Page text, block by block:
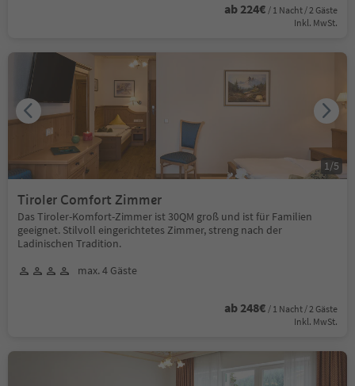
ab 224€ / 1 Nacht / 2 Gäste
Inkl. MwSt.
Tiroler Comfort Zimmer
Das Tiroler-Komfort-Zimmer ist 30QM groß und ist für Familien
geeignet. Stilvoll eingerichtetes Zimmer, streng nach der
Ladinischen Tradition.
max. 4 Gäste
ab 248€ / 1 Nacht / 2 Gäste
Inkl. MwSt.
1/5